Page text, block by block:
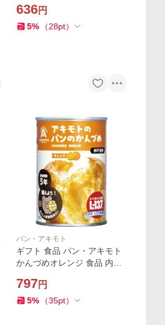
636円
5% （28pt）
パン・アキモト
ギフト 食品 パン・アキモト
かんづめオレンジ 食品 内祝
供え 熨斗 のし対応
797円
5% （35pt）